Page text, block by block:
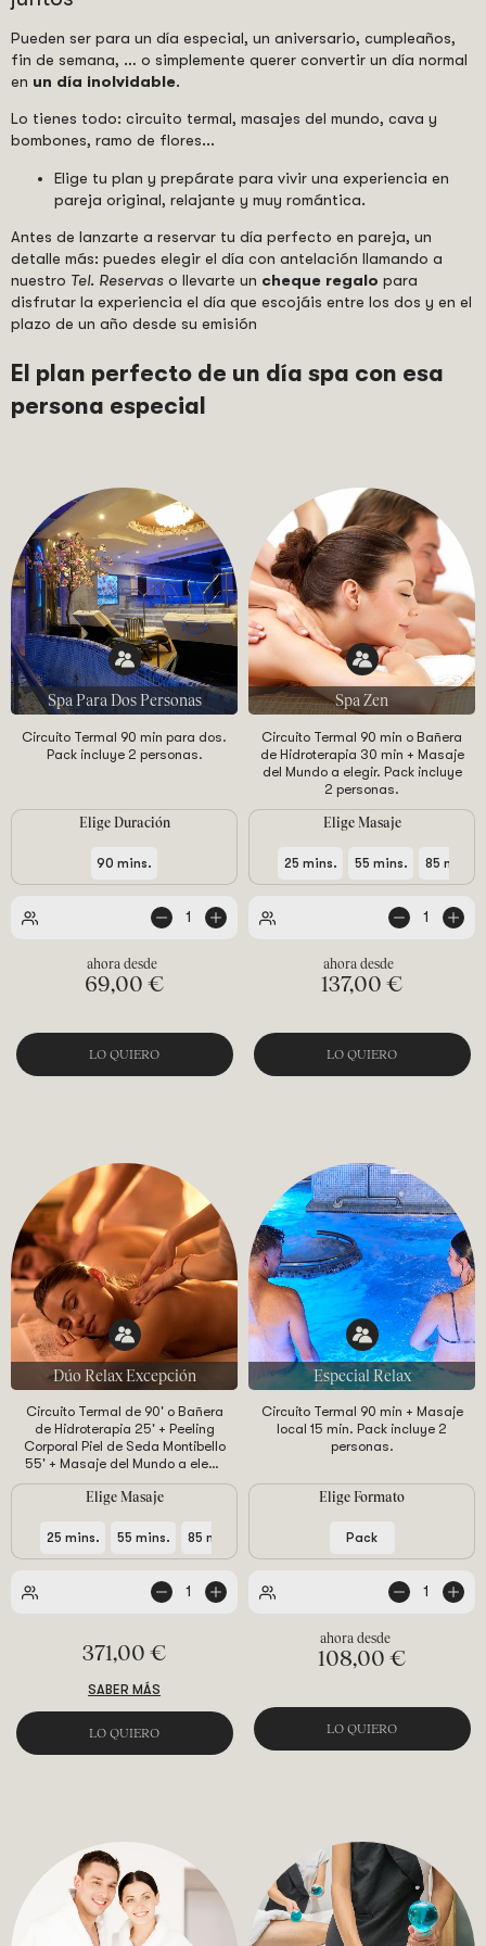
Pueden ser para un día especial, un aniversario, cumpleaños,
fin de semana, … o simplemente querer convertir un día normal
en un día inolvidable.
Lo tienes todo: circuito termal, masajes del mundo, cava y
bombones, ramo de flores...
Elige tu plan y prepárate para vivir una experiencia en
pareja original, relajante y muy romántica.
Antes de lanzarte a reservar tu día perfecto en pareja, un
detalle más: puedes elegir el día con antelación llamando a
nuestro Tel. Reservas o llevarte un cheque regalo para
disfrutar la experiencia el día que escojáis entre los dos y en el
plazo de un año desde su emisión
El plan perfecto de un día spa con esa
persona especial
Spa Para Dos Personas
Circuito Termal 90 min para dos.
Pack incluye 2 personas.
Elige Duración
90 mins.
1
69,00 €
LO QUIERO
Spa Zen
Circuito Termal 90 min o Bañera
de Hidroterapia 30 min + Masaje
del Mundo a elegir. Pack incluye
2 personas.
Elige Masaje
25 mins. 55 mins. 85 mins.
1
137,00 €
LO QUIERO
Dúo Relax Excepción
Circuito Termal de 90' o Bañera
de Hidroterapia 25' + Peeling
Corporal Piel de Seda Montibello
55' + Masaje del Mundo a elegir
de 25', 55' o 85'+ Tratamiento
Facial Élite 55' a elegir.
Elige Masaje
25 mins. 55 mins. 85 mins.
1
371,00 €
SABER MÁS
LO QUIERO
Especial Relax
Circuito Termal 90 min + Masaje
local 15 min. Pack incluye 2
personas.
Elige Formato
Pack
1
108,00 €
LO QUIERO